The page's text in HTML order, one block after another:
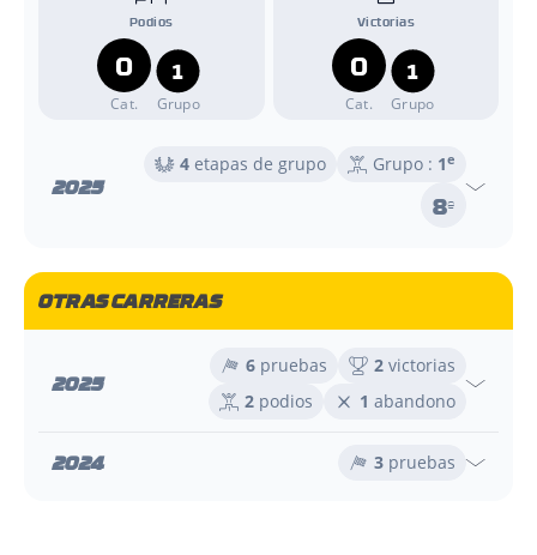
Podios
0
Cat.
1
Grupo
Victorias
0
Cat.
1
Grupo
2025
4 etapas de grupo Grupo : 1e
8e
OTRAS CARRERAS
2025
6 pruebas 2 victorias
2 podios 1 abandono
2024 3 pruebas